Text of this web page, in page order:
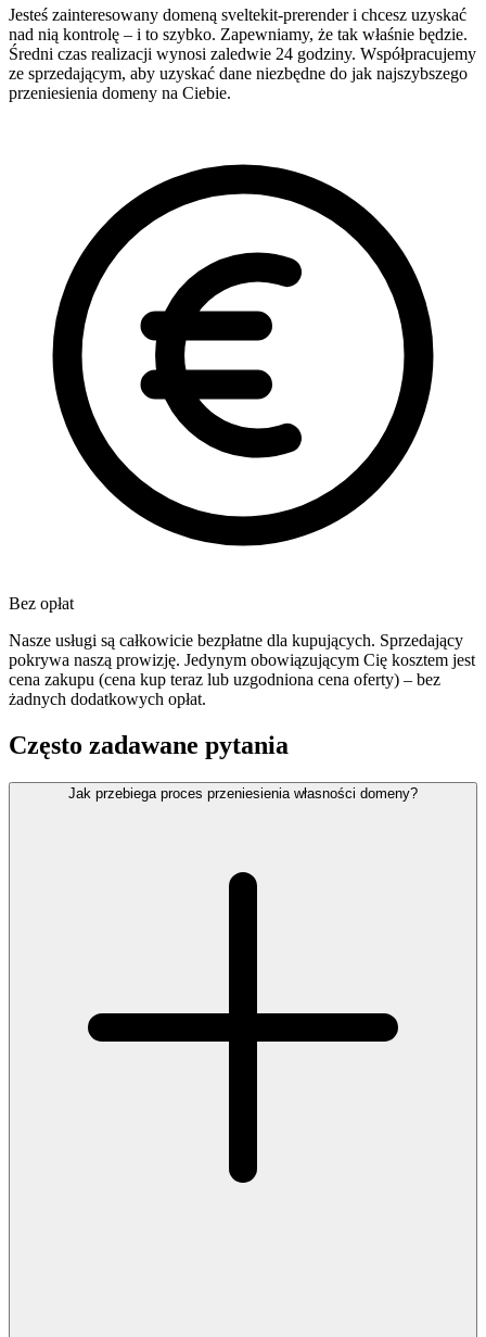
Jesteś zainteresowany domeną sveltekit-prerender i chcesz uzyskać
nad nią kontrolę – i to szybko. Zapewniamy, że tak właśnie będzie.
Średni czas realizacji wynosi zaledwie 24 godziny. Współpracujemy
ze sprzedającym, aby uzyskać dane niezbędne do jak najszybszego
przeniesienia domeny na Ciebie.
Bez opłat
Nasze usługi są całkowicie bezpłatne dla kupujących. Sprzedający
pokrywa naszą prowizję. Jedynym obowiązującym Cię kosztem jest
cena zakupu (cena kup teraz lub uzgodniona cena oferty) – bez
żadnych dodatkowych opłat.
Często zadawane pytania
Jak przebiega proces przeniesienia własności domeny?